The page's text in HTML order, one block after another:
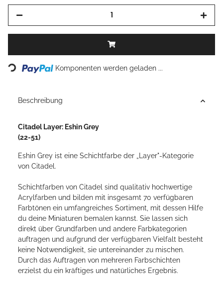
Loading... Komponenten werden geladen ...
Beschreibung
Citadel Layer: Eshin Grey
(22-51)
Eshin Grey ist eine Schichtfarbe der „Layer"-Kategorie
von Citadel.
Schichtfarben von Citadel sind qualitativ hochwertige
Acrylfarben und bilden mit insgesamt 70 verfügbaren
Farbtönen ein umfangreiches Sortiment, mit dessen Hilfe
du deine Miniaturen bemalen kannst. Sie lassen sich
direkt über Grundfarben und andere Farbkategorien
auftragen und aufgrund der verfügbaren Vielfalt besteht
keine Notwendigkeit, sie untereinander zu mischen.
Durch das Auftragen von mehreren Farbschichten
erzielst du ein kräftiges und natürliches Ergebnis.